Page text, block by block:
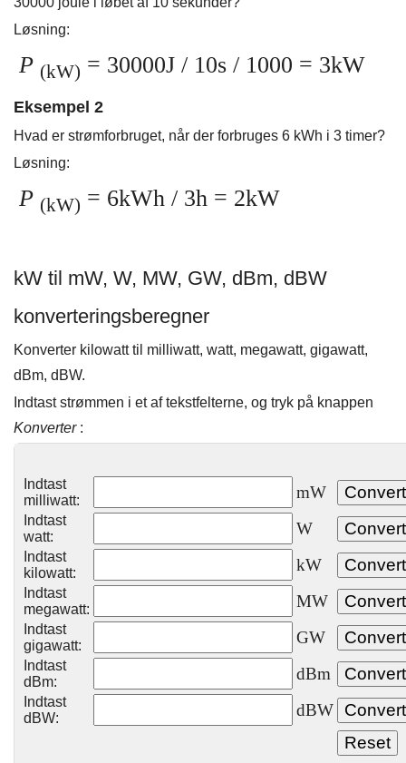
Løsning:
P (kW) = 30000J / 10s / 1000 = 3kW
Eksempel 2
Hvad er strømforbruget, når der forbruges 6 kWh i 3 timer?
Løsning:
P (kW) = 6kWh / 3h = 2kW
kW til mW, W, MW, GW, dBm, dBW
konverteringsberegner
Konverter kilowatt til milliwatt, watt, megawatt, gigawatt,
dBm, dBW.
Indtast strømmen i et af tekstfelterne, og tryk på knappen
Konverter:
Indtast
milliwatt:
mW
Indtast
watt:
W
Indtast
kilowatt:
kW
Indtast
megawatt:
MW
Indtast
gigawatt:
GW
Indtast
dBm:
dBm
Indtast
dBW:
dBW